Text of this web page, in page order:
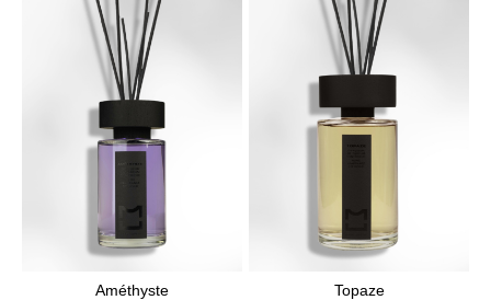
Améthyste Topaze